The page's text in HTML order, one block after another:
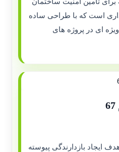
اداری است که با طراحی ساده
ویژه ای در پروژه های
بوته ای تراکم 67 با هدف ایجاد بازدارندگی پیوسته